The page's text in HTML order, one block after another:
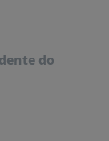
do